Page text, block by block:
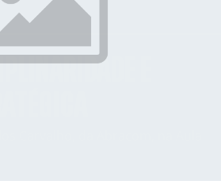
E